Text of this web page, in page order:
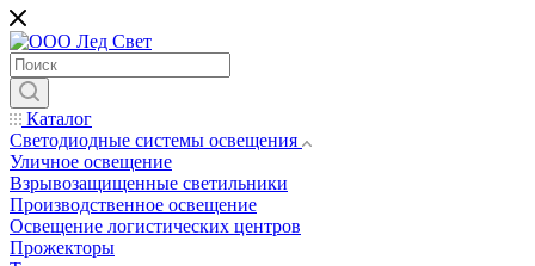
Каталог
Светодиодные системы освещения
Уличное освещение
Взрывозащищенные светильники
Производственное освещение
Освещение логистических центров
Прожекторы